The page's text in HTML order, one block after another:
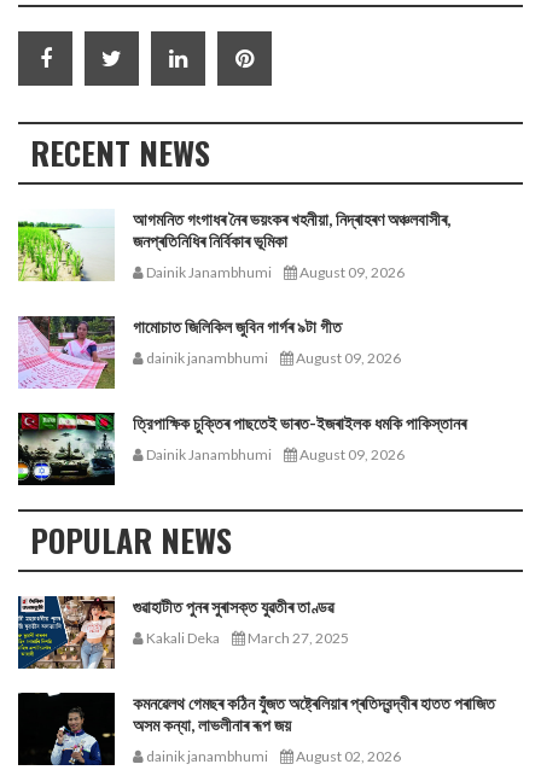
RECENT NEWS
আগমনিত গংগাধৰ নৈৰ ভয়ংকৰ খহনীয়া, নিদ্ৰাহৰণ অঞ্চলবাসীৰ,
জনপ্ৰতিনিধিৰ নিৰ্বিকাৰ ভূমিকা
Dainik Janambhumi August 09, 2026
গামোচাত জিলিকিল জুবিন গাৰ্গৰ ৯টা গীত
dainik janambhumi August 09, 2026
ত্রিপাক্ষিক চুক্তিৰ পাছতেই ভাৰত-ইজৰাইলক ধমকি পাকিস্তানৰ
Dainik Janambhumi August 09, 2026
POPULAR NEWS
গুৱাহাটীত পুনৰ সুৰাসক্ত যুৱতীৰ তাণ্ডৱ
Kakali Deka March 27, 2025
কমনৱেলথ গেমছৰ কঠিন যুঁজত অষ্ট্ৰেলিয়াৰ প্ৰতিদ্বন্দ্বীৰ হাতত পৰাজিত
অসম কন্যা, লাভলীনাৰ ৰূপ জয়
dainik janambhumi August 02, 2026